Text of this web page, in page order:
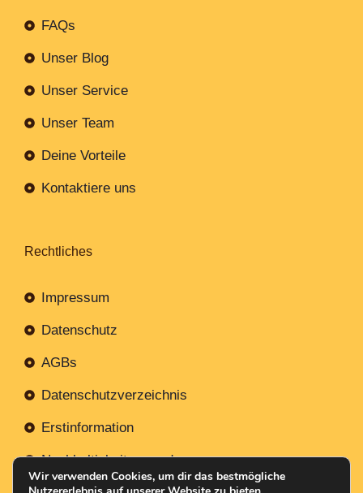
FAQs
Unser Blog
Unser Service
Unser Team
Deine Vorteile
Kontaktiere uns
Rechtliches
Impressum
Datenschutz
AGBs
Datenschutzverzeichnis
Erstinformation
Nachhaltigkeitsverordnung
Wir verwenden Cookies, um dir das bestmögliche